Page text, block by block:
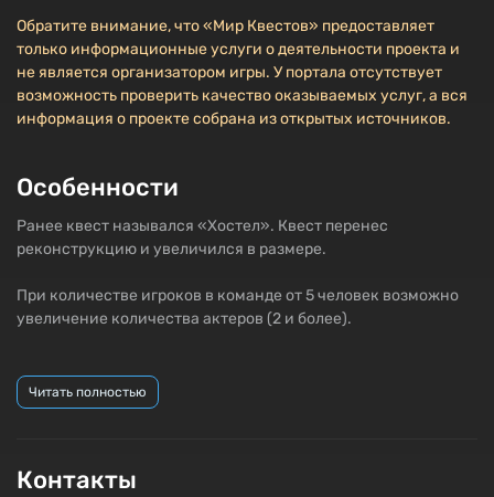
Обратите внимание, что «Мир Квестов» предоставляет
только информационные услуги о деятельности проекта и
не является организатором игры. У портала отсутствует
возможность проверить качество оказываемых услуг, а вся
информация о проекте собрана из открытых источников.
Особенности
Ранее квест назывался «Хостел». Квест перенес
реконструкцию и увеличился в размере.
При количестве игроков в команде от 5 человек возможно
увеличение количества актеров (2 и более).
Читать полностью
Контакты